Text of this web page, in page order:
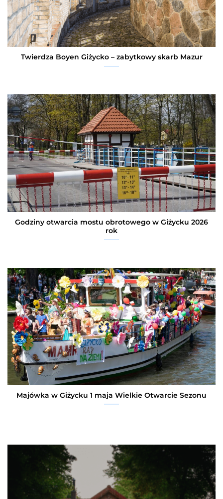
Twierdza Boyen Giżycko – zabytkowy skarb Mazur
Godziny otwarcia mostu obrotowego w Giżycku 2026
rok
Majówka w Giżycku 1 maja Wielkie Otwarcie Sezonu